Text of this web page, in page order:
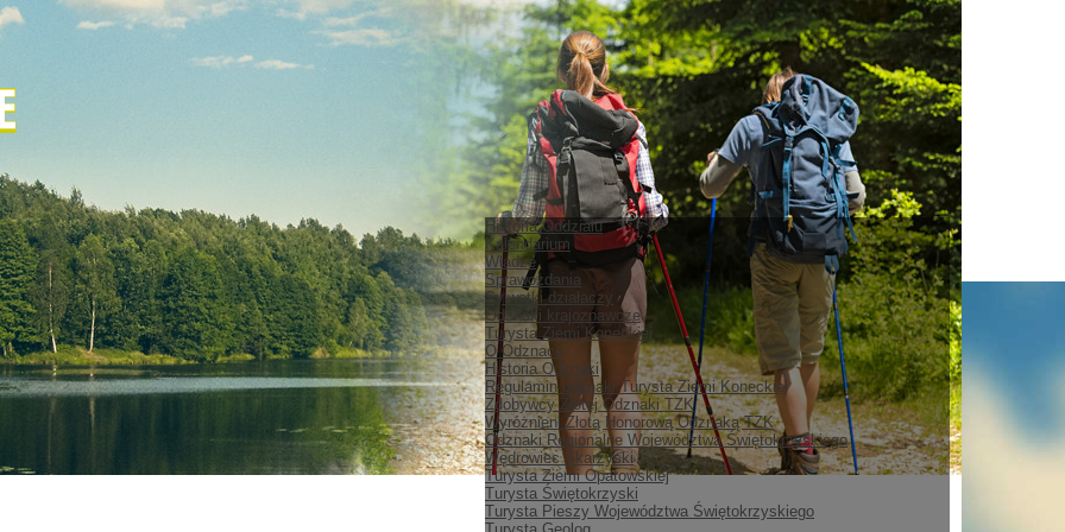
Historia Oddziału
Kalendarium
Władze
Sprawozdania
Sylwetki działaczy
Odznaki krajoznawcze
Turysta Ziemi Koneckiej
O Odznace
Historia Odznaki
Regulamin odznaki Turysta Ziemi Koneckiej
Zdobywcy Złotej Odznaki TZK
Wyróżnieni Złotą Honorową Odznaką TZK
Odznaki Regionalne Województwa Świętokrzyskiego
Wędrowiec Skarżyski
Turysta Ziemi Opatowskiej
Turysta Świętokrzyski
Turysta Pieszy Województwa Świętokrzyskiego